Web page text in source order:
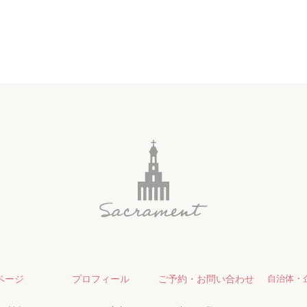
ージ プロフィール ご予約・お問い合わせ 自治体・